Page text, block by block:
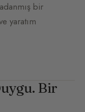
bir
yaratım
Bir